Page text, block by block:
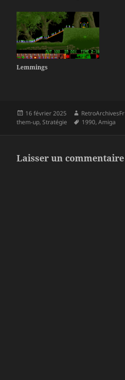
Lemmings
Publié
le
16 février 2025 Auteur
RetroArchivesFr
them-up,Stratégie
Mots-
1990,Amiga
Laisser un commentaire